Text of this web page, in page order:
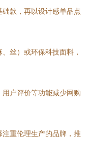
础款，再以设计感单品点
丝）或环保科技面料，
用户评价等功能减少网购
注重伦理生产的品牌，推